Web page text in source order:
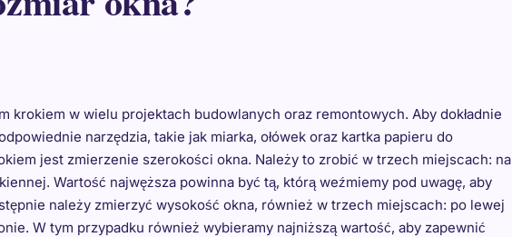
krokiem w wielu projektach budowlanych oraz remontowych. Aby dokładnie
narzędzia, takie jak miarka, ołówek oraz kartka papieru do
jest zmierzenie szerokości okna. Należy to zrobić w trzech miejscach: na
Wartość najwęższa powinna być tą, którą weźmiemy pod uwagę, aby
należy zmierzyć wysokość okna, również w trzech miejscach: po lewej
W tym przypadku również wybieramy najniższą wartość, aby zapewnić